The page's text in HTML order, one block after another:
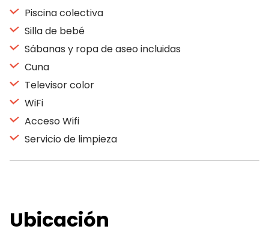
Piscina colectiva
Silla de bebé
Sábanas y ropa de aseo incluidas
Cuna
Televisor color
WiFi
Acceso Wifi
Servicio de limpieza
Ubicación